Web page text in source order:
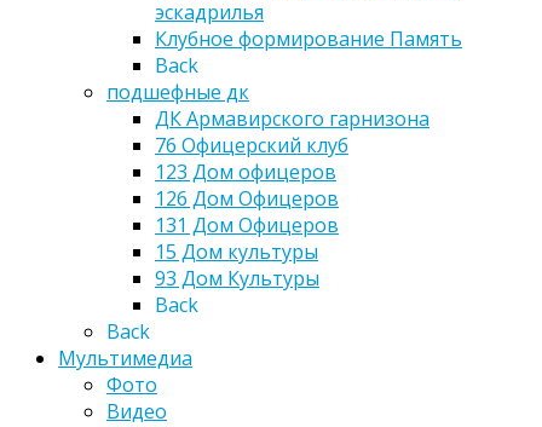
эскадрилья
Клубное формирование Память
Back
подшефные дк
ДК Армавирского гарнизона
76 Офицерский клуб
123 Дом офицеров
126 Дом Офицеров
131 Дом Офицеров
15 Дом культуры
93 Дом Культуры
Back
Back
Мультимедиа
Фото
Видео